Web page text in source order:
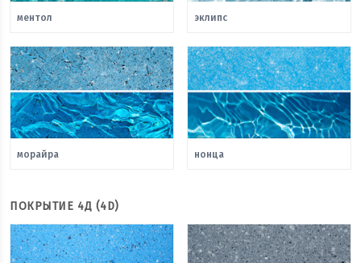
ментол эклипс
морайра нонца
ПОКРЫТИЕ 4Д (4D)